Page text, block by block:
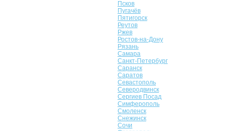
Псков
Пугачёв
Пятигорск
Реутов
Ржев
Ростов-на-Дону
Рязань
Самара
Санкт-Петербург
Саранск
Саратов
Севастополь
Северодвинск
Сергиев Посад
Симферополь
Смоленск
Снежинск
Сочи